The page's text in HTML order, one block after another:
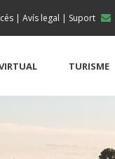
| Avís legal | Suport
TURISME